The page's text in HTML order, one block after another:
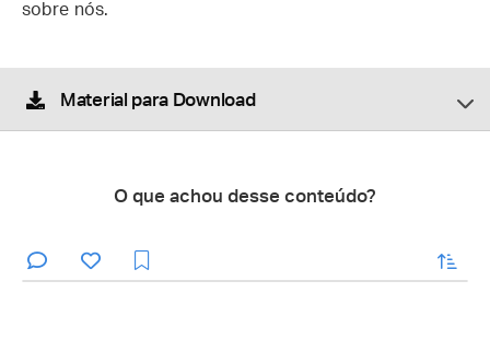
sobre nós.
Material para Download
O que achou desse conteúdo?
enviar